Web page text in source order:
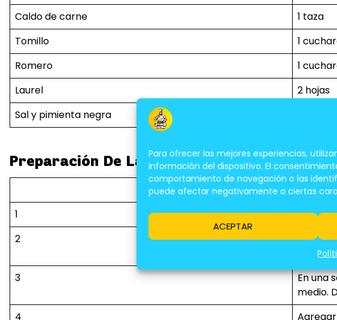
Para ofrecer las mejores experiencias,
información del dispositivo. El
comportamiento de navegación o las
puede afectar negativamente a ciertas
ACEPTAR
Caldo de carne
1 taza
Tomillo
1
Romero
1
Laurel
2 hojas
Sal y pimienta negra
Preparación De La Pierna De Cordero Al
Paso
1
2
todos
3
En una
medio.
4